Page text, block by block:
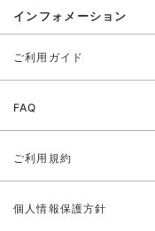
インフォメーション
ご利用ガイド
FAQ
ご利用規約
個人情報保護方針